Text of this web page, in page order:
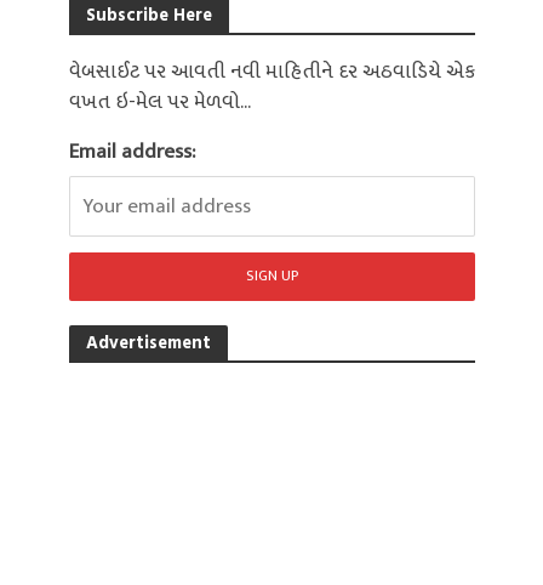
Subscribe Here
વેબસાઈટ પર આવતી નવી માહિતીને દર અઠવાડિયે એક
વખત ઇ-મેલ પર મેળવો...
Email address:
Advertisement